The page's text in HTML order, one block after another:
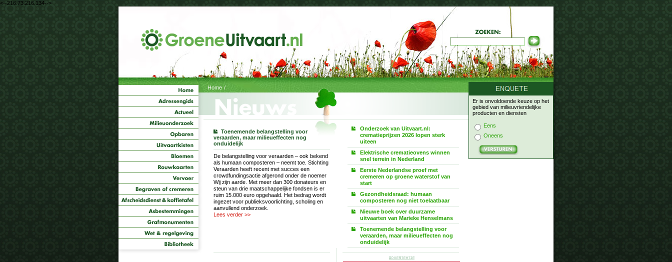
<--216.73.216.134-->
Home /
Toenemende belangstelling voor
veraarden, maar milieueffecten nog
onduidelijk
De belangstelling voor veraarden – ook bekend
als humaan composteren – neemt toe. Stichting
Veraarden heeft recent met succes een
crowdfundingsactie afgerond onder de noemer
Wij zijn aarde. Met meer dan 300 donateurs en
steun van drie maatschappelijke fondsen is er
ruim 15.000 euro opgehaald. Het bedrag wordt
ingezet voor publieksvoorlichting, scholing en
aanvullend onderzoek.
Lees verder >>
Onderzoek van Uitvaart.nl:
crematieprijzen 2026 lopen sterk
uiteen
Elektrische crematieovens winnen
snel terrein in Nederland
Eerste Nederlandse proef met
cremeren op groene waterstof van
start
Gezondheidsraad: humaan
composteren nog niet toelaatbaar
Nieuwe boek over duurzame
uitvaarten van Marieke Henselmans
Toenemende belangstelling voor
veraarden, maar milieueffecten nog
onduidelijk
Er is onvoldoende keuze op het
gebied van milieuvriendelijke
producten en diensten
Eens
Oneens